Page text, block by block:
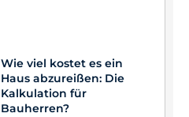
Wie viel kostet es ein
Haus abzureißen: Die
Kalkulation für
Bauherren?